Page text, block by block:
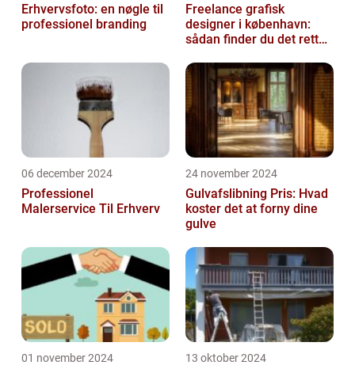
Erhvervsfoto: en nøgle til
professionel branding
Freelance grafisk
designer i københavn:
sådan finder du det rette
06 december 2024
Professionel
Malerservice Til Erhverv
24 november 2024
Gulvafslibning Pris: Hvad
koster det at forny dine
gulve
01 november 2024 13 oktober 2024